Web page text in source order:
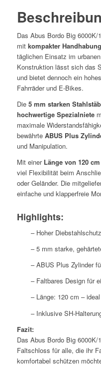
Das Abus Bordo Big
mit kompakter Handhabung
täglichen Einsatz im
Konstruktion lässt sich das
und bietet dennoch ein
Fahrräder und E-Bikes.
Die 5 mm starken
hochwertige Spezialniete
maximale
bewährte ABUS Plus
und Manipulation.
Mit einer Länge von 120 cm
viel Flexibilität beim
oder Geländer. Die
einfache und klapperfreie
Highlights:
– Hoher Diebstahlschutz
– 5 mm starke,
– ABUS Plus Zylinder für
– Faltbares Design für
– Länge: 120 cm – ideal
– Inklusive SH-Halterung
Fazit:
Das Abus Bordo Big
Faltschloss für alle, die ihr
komfortabel schützen